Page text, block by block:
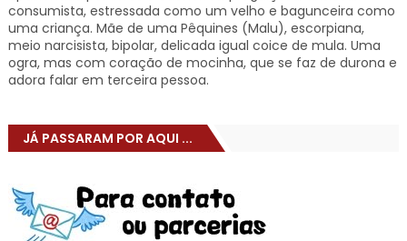
consumista, estressada como um velho e bagunceira como
uma criança. Mãe de uma Pêquines (Malu), escorpiana,
meio narcisista, bipolar, delicada igual coice de mula. Uma
ogra, mas com coração de mocinha, que se faz de durona e
adora falar em terceira pessoa.
JÁ PASSARAM POR AQUI ...